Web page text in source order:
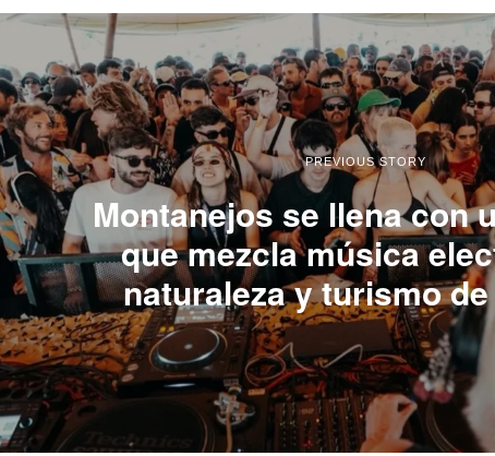
PREVIOUS STORY
Montanejos se llena con
que mezcla música
naturaleza y turismo